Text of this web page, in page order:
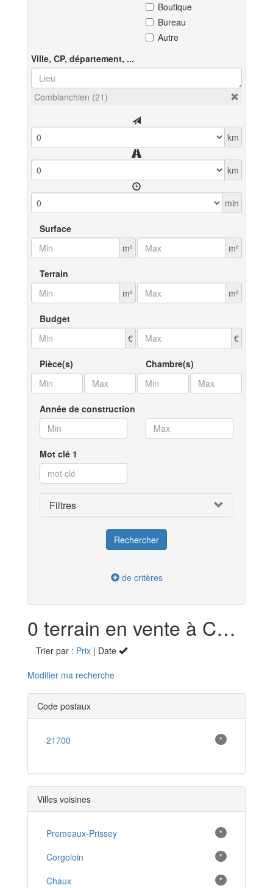
Boutique
Bureau
Autre
Ville, CP, département, ...
Comblanchien (21)
km
km
min
Surface
m²
m²
Terrain
m²
m²
Budget
€
€
Pièce(s) Chambre(s)
Année de construction
Mot clé 1
Filtres
de critères
0 terrain en vente à Comblanchien (21)
Trier par : Prix | Date
Modifier ma recherche
Code postaux
21700 *
Villes voisines
Premeaux-Prissey *
Corgoloin *
Chaux *